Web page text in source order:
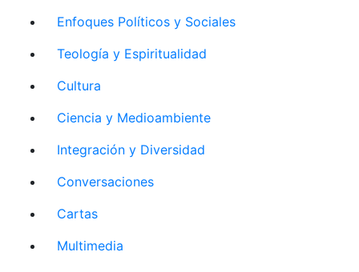
Enfoques Políticos y Sociales
Teología y Espiritualidad
Cultura
Ciencia y Medioambiente
Integración y Diversidad
Conversaciones
Cartas
Multimedia